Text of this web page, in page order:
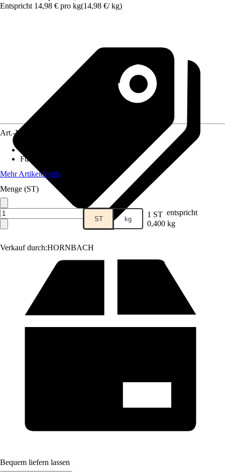
Entspricht 14,98 € pro kg(14,98 €/ kg)
Verkauf durch:HORNBACH
Art.-Nr.
Futtermittelart
Mehr Artikeldetails
Menge (ST)
ST kg 1 ST entspricht
0,400 kg
Bequem liefern lassen